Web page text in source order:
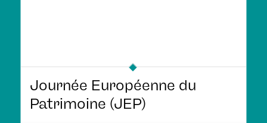
Journée Européenne du
Patrimoine (JEP)